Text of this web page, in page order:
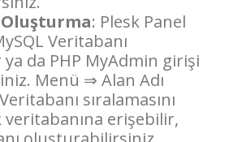
: Plesk Panel
Veritabanı
da PHP MyAdmin girişi
Menü ⇒ Alan Adı
sıralamasını
erişebilir,